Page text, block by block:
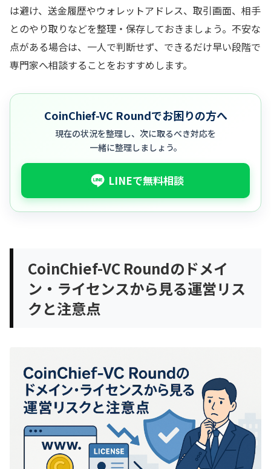
は避け、送金履歴やウォレットアドレス、取引画面、相手
とのやり取りなどを整理・保存しておきましょう。不安な
点がある場合は、一人で判断せず、できるだけ早い段階で
専門家へ相談することをおすすめします。
CoinChief-VC Roundでお困りの方へ
現在の状況を整理し、次に取るべき対応を
一緒に整理しましょう。
LINEで無料相談
CoinChief-VC Roundのドメイ
ン・ライセンスから見る運営リス
クと注意点